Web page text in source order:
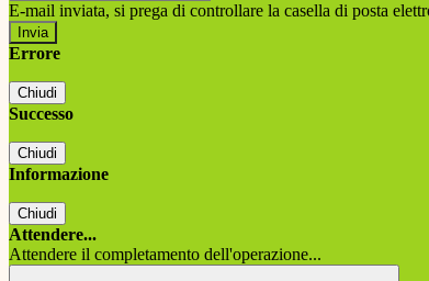
E-mail inviata, si prega di controllare la casella di posta
Errore
Chiudi
Successo
Chiudi
Informazione
Chiudi
Attendere...
Attendere il completamento dell'operazione...